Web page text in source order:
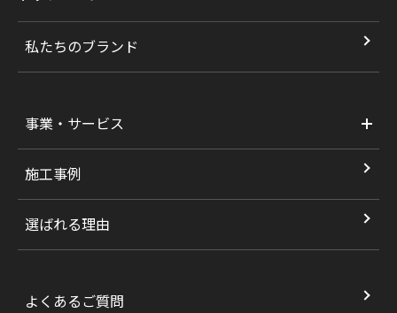
私たちのブランド
事業・サービス
施工事例
選ばれる理由
よくあるご質問